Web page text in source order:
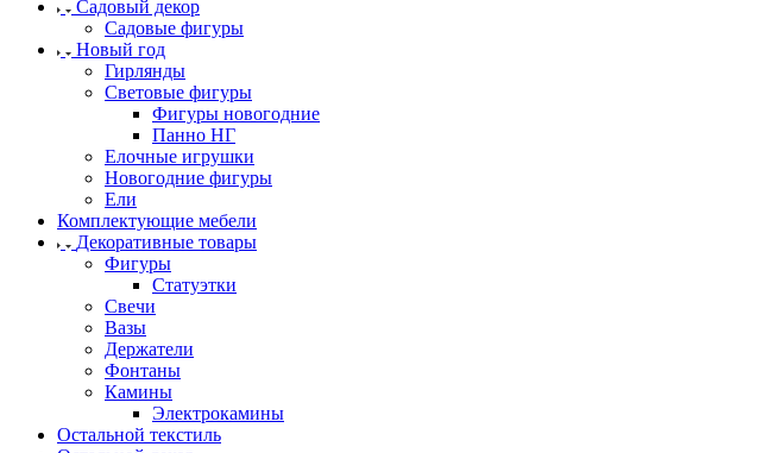
Садовый декор
Садовые фигуры
Новый год
Гирлянды
Световые фигуры
Фигуры новогодние
Панно НГ
Елочные игрушки
Новогодние фигуры
Ели
Комплектующие мебели
Декоративные товары
Фигуры
Статуэтки
Свечи
Вазы
Держатели
Фонтаны
Камины
Электрокамины
Остальной текстиль